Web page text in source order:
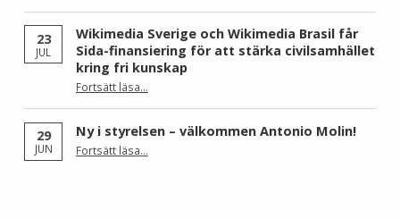
23
JUL
Wikimedia Sverige och Wikimedia Brasil får
Sida-finansiering för att stärka civilsamhället
kring fri kunskap
Fortsätt läsa“Wikimedia Sverige och Wikimedia Brasil får Sida-finansiering för att stärka civilsamhället kring fri kunskap”
…
29
JUN
Ny i styrelsen – välkommen Antonio Molin!
Fortsätt läsa“Ny i styrelsen – välkommen Antonio Molin!”
…